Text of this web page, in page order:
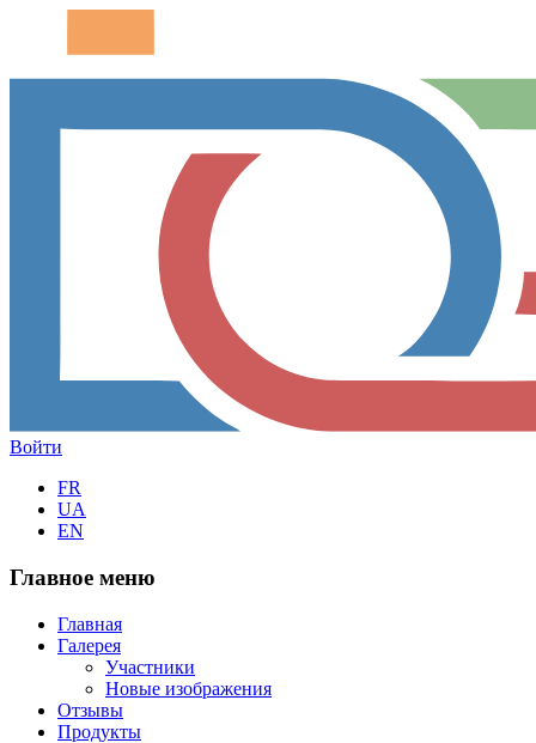
Войти
FR
UA
EN
Главное меню
Главная
Галерея
Участники
Новые изображения
Отзывы
Продукты